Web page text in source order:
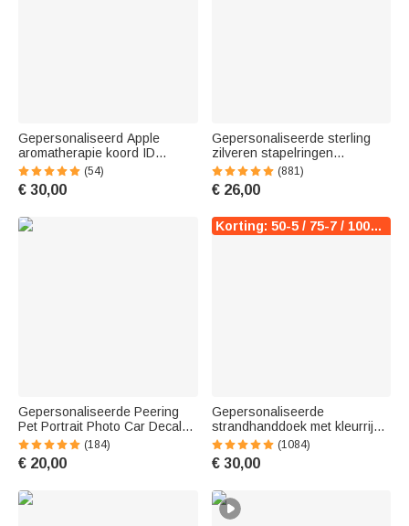
Gepersonaliseerd Apple
aromatherapie koord ID
houder met kraal Leraar Gift
(54)
€ 30,00
Gepersonaliseerde sterling
zilveren stapelringen
gegraveerde 2-7 banden met
hartaccent dagelijkse sieraden
voor haar
(881)
€ 26,00
Gepersonaliseerde Peering
Pet Portrait Photo Car Decal
Sticker Grappig Schattig Dier
Weerbestendig
Raamdecoratie Auto Truck
(184)
€ 20,00
Korting: 50-5 / 75-7 / 100-10
Gepersonaliseerde
strandhanddoek met kleurrijke
cartoonfiguur geboortebloem
en naam strandaccessoire
voor vakantie cadeau voor
(1084)
€ 30,00